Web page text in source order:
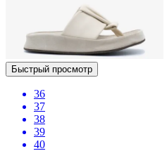
Быстрый просмотр
36
37
38
39
40